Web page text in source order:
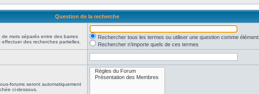
Question de la recherche
mots séparés entre des barres
des recherches partielles.
Rechercher tous les termes ou utiliser une question comme élément
Rechercher n’importe quels de ces termes
forums seront automatiquement
ci-dessous.